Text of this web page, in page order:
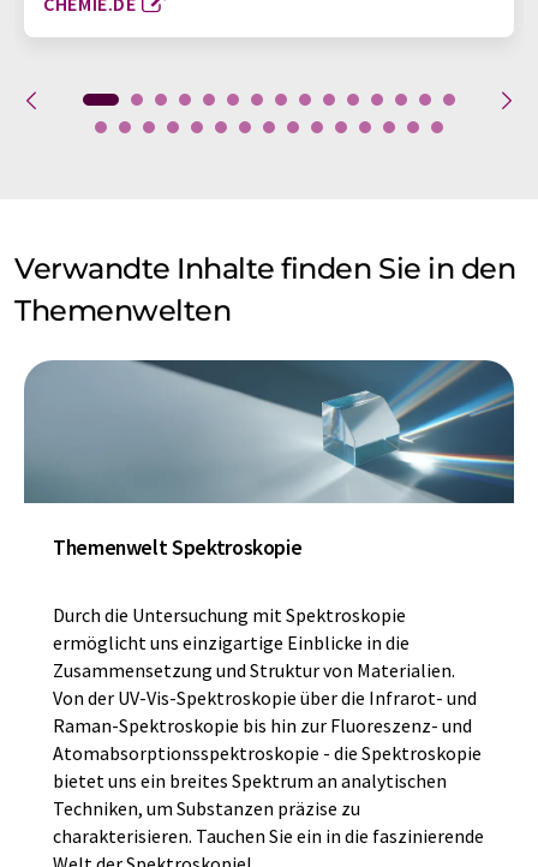
Verwandte Inhalte finden Sie in den
Themenwelten
Themenwelt Spektroskopie
Durch die Untersuchung mit Spektroskopie
ermöglicht uns einzigartige Einblicke in die
Zusammensetzung und Struktur von Materialien.
Von der UV-Vis-Spektroskopie über die Infrarot- und
Raman-Spektroskopie bis hin zur Fluoreszenz- und
Atomabsorptionsspektroskopie - die Spektroskopie
bietet uns ein breites Spektrum an analytischen
Techniken, um Substanzen präzise zu
charakterisieren. Tauchen Sie ein in die faszinierende